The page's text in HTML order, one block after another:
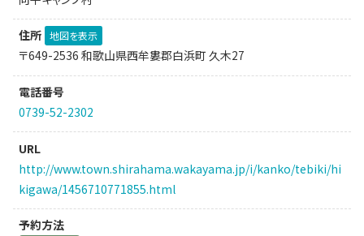
住所 地図を表示
〒649-2536 和歌山県西牟婁郡白浜町 久木27
電話番号
0739-52-2302
URL
http://www.town.shirahama.wakayama.jp/i/kanko/tebiki/hi
kigawa/1456710771855.html
予約方法